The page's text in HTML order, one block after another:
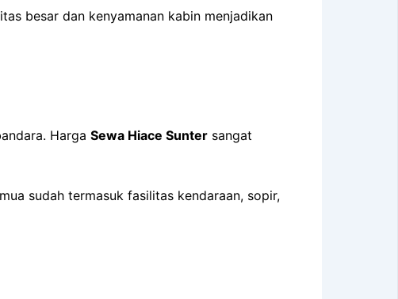
besar dan kenyamanan kabin menjadikan
Harga Sewa Hiace Sunter sangat
sudah termasuk fasilitas kendaraan, sopir,